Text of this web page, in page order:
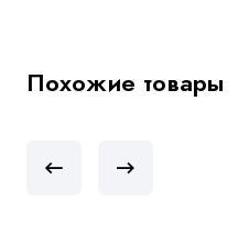
Похожие товары